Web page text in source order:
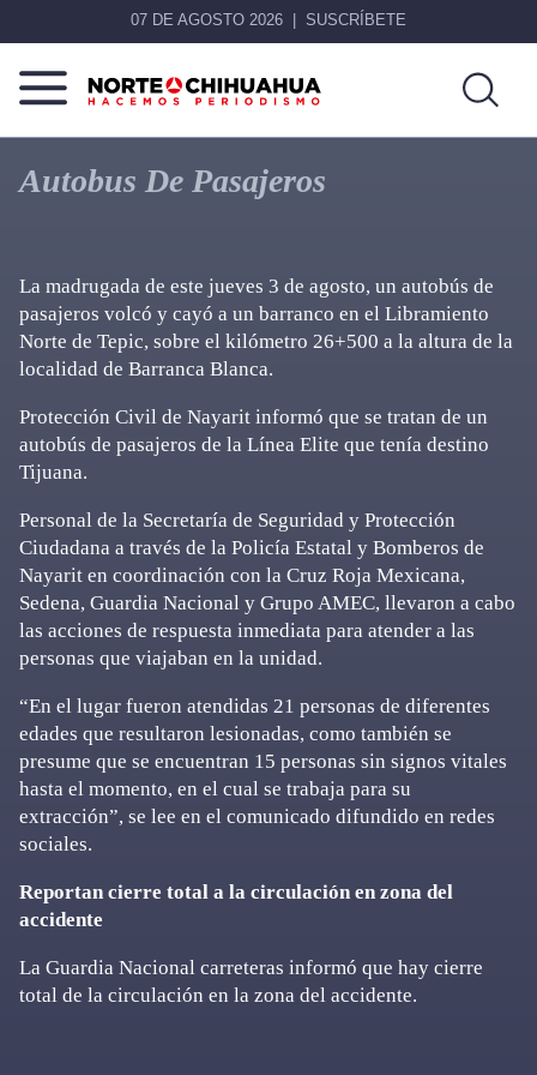
07 DE AGOSTO 2026 SUSCRÍBETE
Norte
De
Chihuahua
Más
que
noticias,
Autobus De Pasajeros
La madrugada de este jueves 3 de agosto, un autobús de
pasajeros volcó y cayó a un barranco en el Libramiento
Norte de Tepic, sobre el kilómetro 26+500 a la altura de la
localidad de Barranca Blanca.
Protección Civil de Nayarit informó que se tratan de un
autobús de pasajeros de la Línea Elite que tenía destino
Tijuana.
Personal de la Secretaría de Seguridad y Protección
Ciudadana a través de la Policía Estatal y Bomberos de
Nayarit en coordinación con la Cruz Roja Mexicana,
Sedena, Guardia Nacional y Grupo AMEC, llevaron a cabo
las acciones de respuesta inmediata para atender a las
personas que viajaban en la unidad.
“En el lugar fueron atendidas 21 personas de diferentes
edades que resultaron lesionadas, como también se
presume que se encuentran 15 personas sin signos vitales
hasta el momento, en el cual se trabaja para su
extracción”, se lee en el comunicado difundido en redes
sociales.
Reportan cierre total a la circulación en zona del
accidente
La Guardia Nacional carreteras informó que hay cierre
total de la circulación en la zona del accidente.